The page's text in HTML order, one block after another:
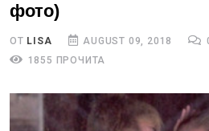
фото)
ОТ LISA AUGUST 09, 2018
1855 ПРОЧИТА